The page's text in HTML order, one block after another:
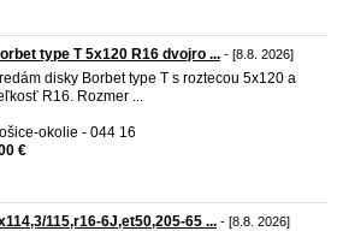
type T 5x120 R16 dvojro ... - [8.8. 2026]
disky Borbet type T s roztecou 5x120 a
R16. Rozmer ...
okolie - 044 16
€
115,r16-6J,et50,205-65 ... - [8.8. 2026]